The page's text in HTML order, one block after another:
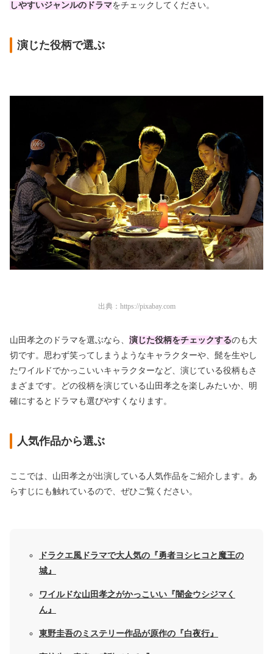
しやすいジャンルのドラマをチェックしてください。
演じた役柄で選ぶ
出典： https://pixabay.com
山田孝之のドラマを選ぶなら、 演じた役柄をチェックするのも大
切です。思わず笑ってしまうようなキャラクターや、髭を生やし
たワイルドでかっこいいキャラクターなど、演じている役柄もさ
まざまです。どの役柄を演じている山田孝之を楽しみたいか、明
確にするとドラマも選びやすくなります。
人気作品から選ぶ
ここでは、山田孝之が出演している人気作品をご紹介します。あ
らすじにも触れているので、ぜひご覧ください。
ドラクエ風ドラマで大人気の『勇者ヨシヒコと魔王の
城』
ワイルドな山田孝之がかっこいい『闇金ウシジマく
ん』
東野圭吾のミステリー作品が原作の『白夜行』